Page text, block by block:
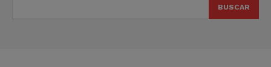
BUSCAR